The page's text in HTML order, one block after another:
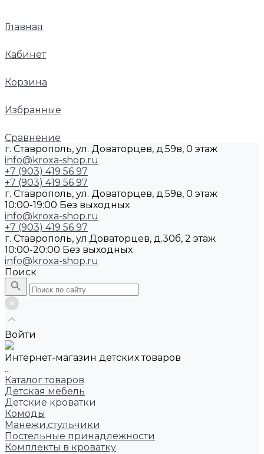
Главная
Кабинет
Корзина
Избранные
Сравнение
г. Ставрополь, ул. Доваторцев, д.59в, 0 этаж
info@kroxa-shop.ru
+7 (903) 419 56 97
+7 (903) 419 56 97
г. Ставрополь, ул. Доваторцев, д.59в, 0 этаж
10:00-19:00 Без выходных
info@kroxa-shop.ru
+7 (903) 419 56 97
г. Ставрополь, ул.Доваторцев, д.30б, 2 этаж
10:00-20:00 Без выходных
info@kroxa-shop.ru
Поиск
Войти
Интернет-магазин детских товаров
...
Каталог товаров
Детская мебель
Детские кроватки
Комоды
Манежи,стульчики
Постельные принадлежности
Комплекты в кроватку